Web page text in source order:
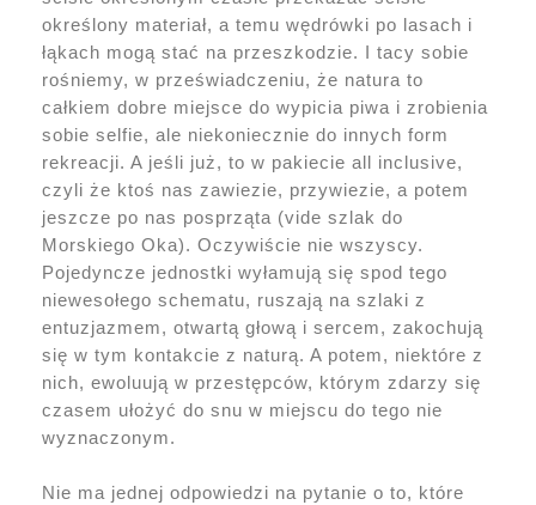
określony materiał, a temu wędrówki po lasach i
łąkach mogą stać na przeszkodzie. I tacy sobie
rośniemy, w przeświadczeniu, że natura to
całkiem dobre miejsce do wypicia piwa i zrobienia
sobie selfie, ale niekoniecznie do innych form
rekreacji. A jeśli już, to w pakiecie all inclusive,
czyli że ktoś nas zawiezie, przywiezie, a potem
jeszcze po nas posprząta (vide szlak do
Morskiego Oka). Oczywiście nie wszyscy.
Pojedyncze jednostki wyłamują się spod tego
niewesołego schematu, ruszają na szlaki z
entuzjazmem, otwartą głową i sercem, zakochują
się w tym kontakcie z naturą. A potem, niektóre z
nich, ewoluują w przestępców, którym zdarzy się
czasem ułożyć do snu w miejscu do tego nie
wyznaczonym.
Nie ma jednej odpowiedzi na pytanie o to, które